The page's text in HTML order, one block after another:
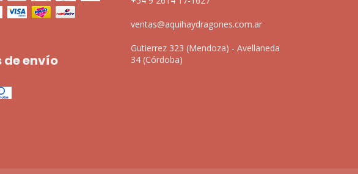
de envío
ventas@aquihaydragones.com.ar
Gutierrez 323 (Mendoza) - Avellaneda
34 (Córdoba)